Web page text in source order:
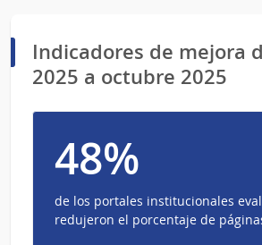
Indicadores de mejora
2025 a octubre 2025
48%
de los portales institucionales
redujeron el porcentaje de